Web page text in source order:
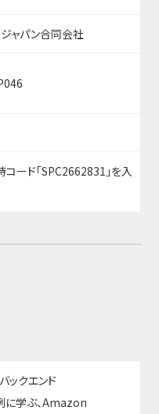
ャパン合同会社
ード「SPC2662831」を入
ックエンド
学ぶ、Amazon